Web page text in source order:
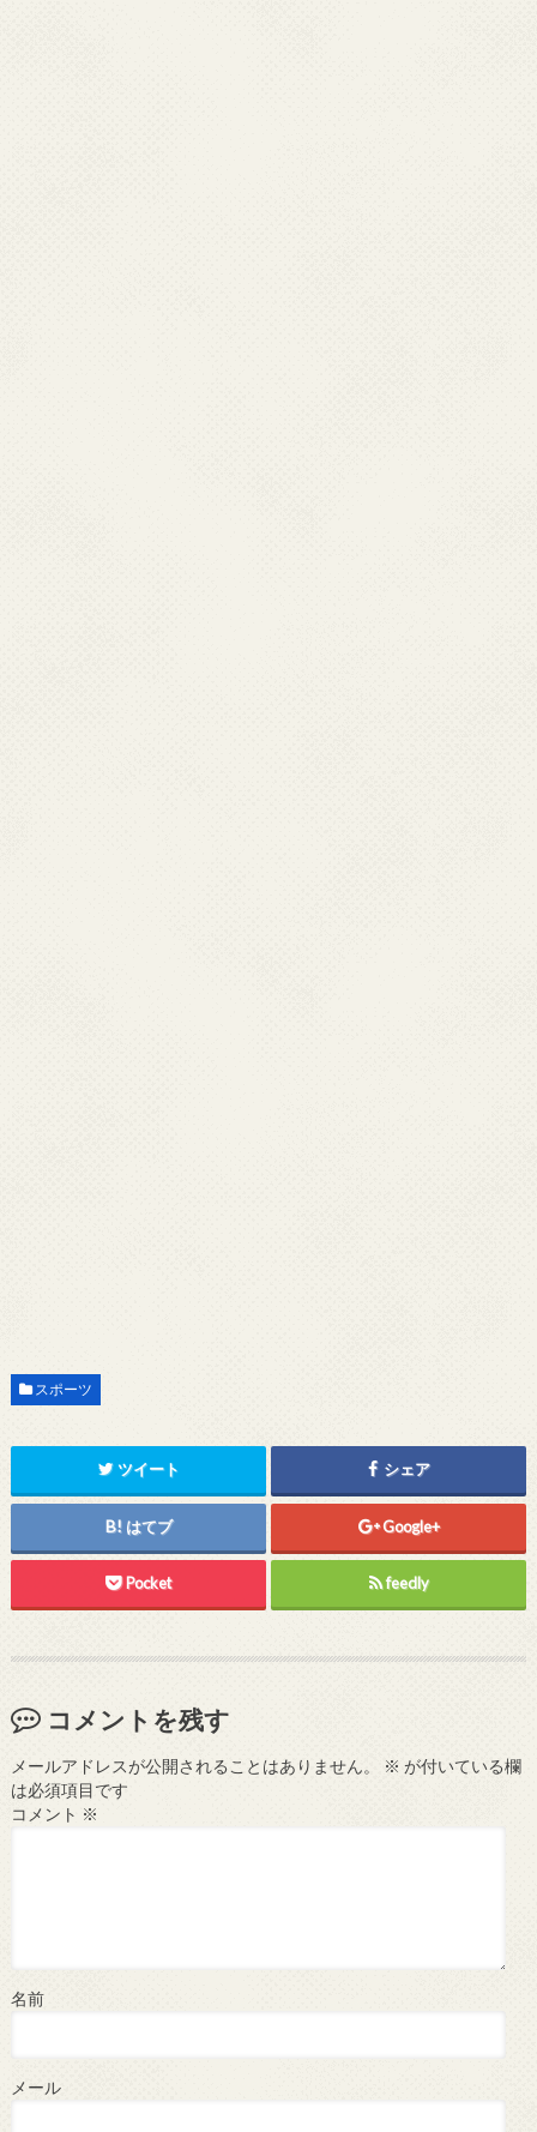
スポーツ
ツイート シェア
はてブ Google+
Pocket feedly
コメントを残す
メールアドレスが公開されることはありません。 ※ が付いている欄
は必須項目です
コメント ※
名前
メール